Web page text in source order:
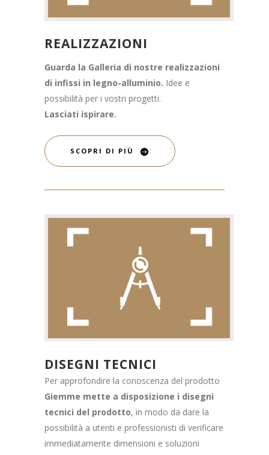
REALIZZAZIONI
Guarda la Galleria di nostre realizzazioni
di infissi in legno-alluminio. Idee e
possibilità per i vostri progetti.
Lasciati ispirare.
SCOPRI DI PIÙ
DISEGNI TECNICI
Per approfondire la conoscenza del prodotto
Giemme mette a disposizione i disegni
tecnici del prodotto, in modo da dare la
possibilità a utenti e professionisti di verificare
immediatamente dimensioni e soluzioni